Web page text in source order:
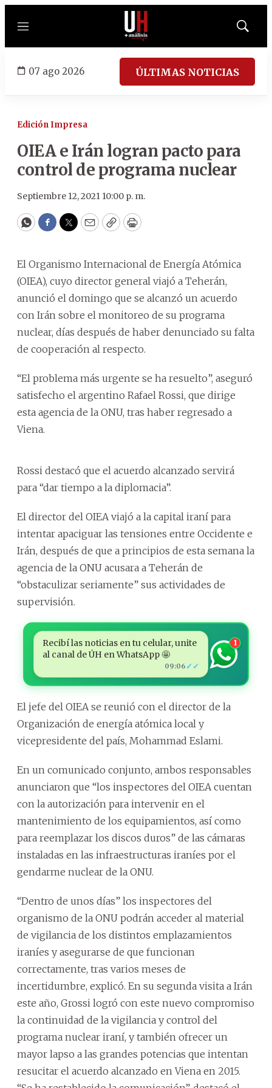
Menú
Mostrar
07 ago 2026 ÚLTIMAS NOTICIAS
Edición Impresa
OIEA e Irán logran pacto para
control de programa nuclear
Septiembre 12, 2021 10:00 p. m.
WhatsApp
Facebook
Twitter
EmailCopyPrint
El Organismo Internacional de Energía Atómica
(OIEA), cuyo director general viajó a Teherán,
anunció el domingo que se alcanzó un acuerdo
con Irán sobre el monitoreo de su programa
nuclear, días después de haber denunciado su falta
de cooperación al respecto.
“El problema más urgente se ha resuelto”, aseguró
satisfecho el argentino Rafael Rossi, que dirige
esta agencia de la ONU, tras haber regresado a
Viena.
Rossi destacó que el acuerdo alcanzado servirá
para “dar tiempo a la diplomacia”.
El director del OIEA viajó a la capital iraní para
intentar apaciguar las tensiones entre Occidente e
Irán, después de que a principios de esta semana la
agencia de la ONU acusara a Teherán de
“obstaculizar seriamente” sus actividades de
supervisión.
Recibí las noticias en tu celular, unite
al canal de ÚH en WhatsApp 🤩
09:06 ✓✓
1
El jefe del OIEA se reunió con el director de la
Organización de energía atómica local y
vicepresidente del país, Mohammad Eslami.
En un comunicado conjunto, ambos responsables
anunciaron que “los inspectores del OIEA cuentan
con la autorización para intervenir en el
mantenimiento de los equipamientos, así como
para reemplazar los discos duros” de las cámaras
instaladas en las infraestructuras iraníes por el
gendarme nuclear de la ONU.
“Dentro de unos días” los inspectores del
organismo de la ONU podrán acceder al material
de vigilancia de los distintos emplazamientos
iraníes y asegurarse de que funcionan
correctamente, tras varios meses de
incertidumbre, explicó. En su segunda visita a Irán
este año, Grossi logró con este nuevo compromiso
la continuidad de la vigilancia y control del
programa nuclear iraní, y también ofrecer un
mayor lapso a las grandes potencias que intentan
resucitar el acuerdo alcanzado en Viena en 2015.